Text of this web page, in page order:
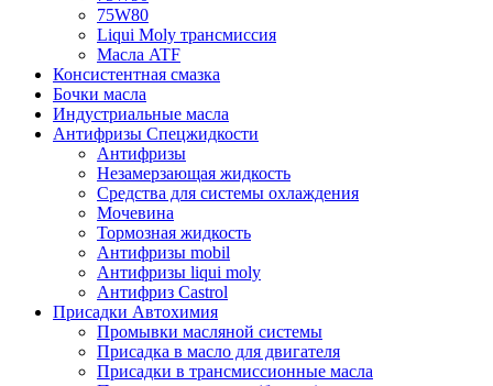
75W80
Liqui Moly трансмиссия
Масла ATF
Консистентная смазка
Бочки масла
Индустриальные масла
Антифризы Спецжидкости
Антифризы
Незамерзающая жидкость
Средства для системы охлаждения
Мочевина
Тормозная жидкость
Антифризы mobil
Антифризы liqui moly
Антифриз Castrol
Присадки Автохимия
Промывки масляной системы
Присадка в масло для двигателя
Присадки в трансмиссионные масла